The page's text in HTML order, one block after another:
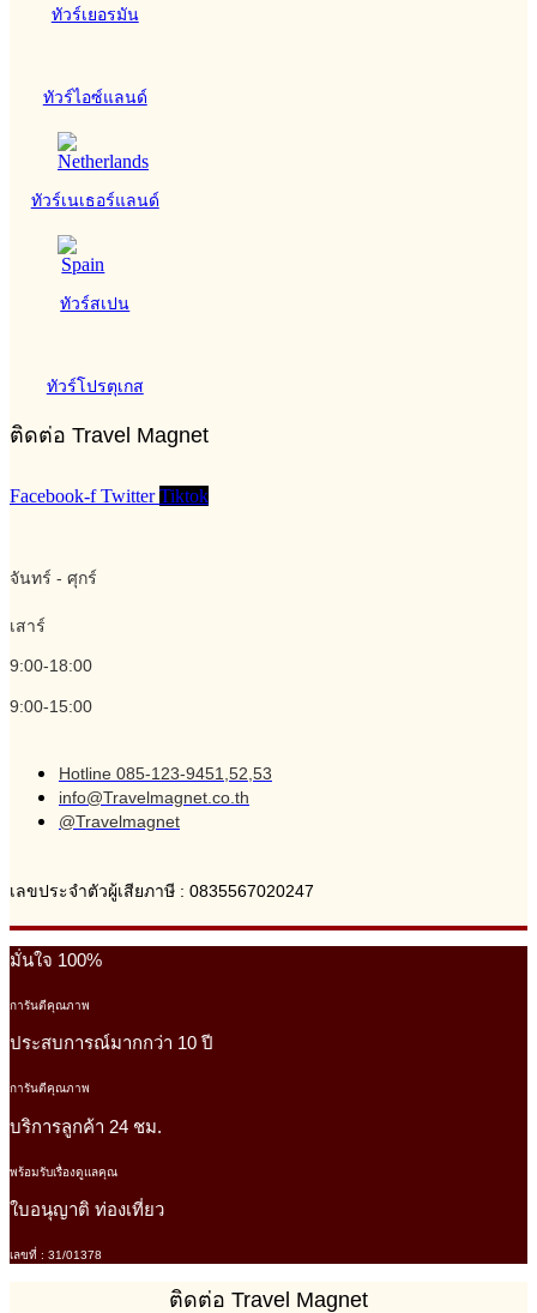
ทัวร์เยอรมัน
ทัวร์ไอซ์แลนด์
ทัวร์เนเธอร์แลนด์
ทัวร์สเปน
ทัวร์โปรตุเกส
ติดต่อ Travel Magnet
Facebook-f Twitter Tiktok
จันทร์ - ศุกร์
เสาร์
9:00-18:00
9:00-15:00
Hotline 085-123-9451,52,53
info@Travelmagnet.co.th
@Travelmagnet
เลขประจำตัวผู้เสียภาษี : 0835567020247
มั่นใจ 100%
การันตีคุณภาพ
ประสบการณ์มากกว่า 10 ปี
การันตีคุณภาพ
บริการลูกค้า 24 ชม.
พร้อมรับเรื่องดูแลคุณ
ใบอนุญาติ ท่องเที่ยว
เลขที่ : 31/01378
ติดต่อ Travel Magnet